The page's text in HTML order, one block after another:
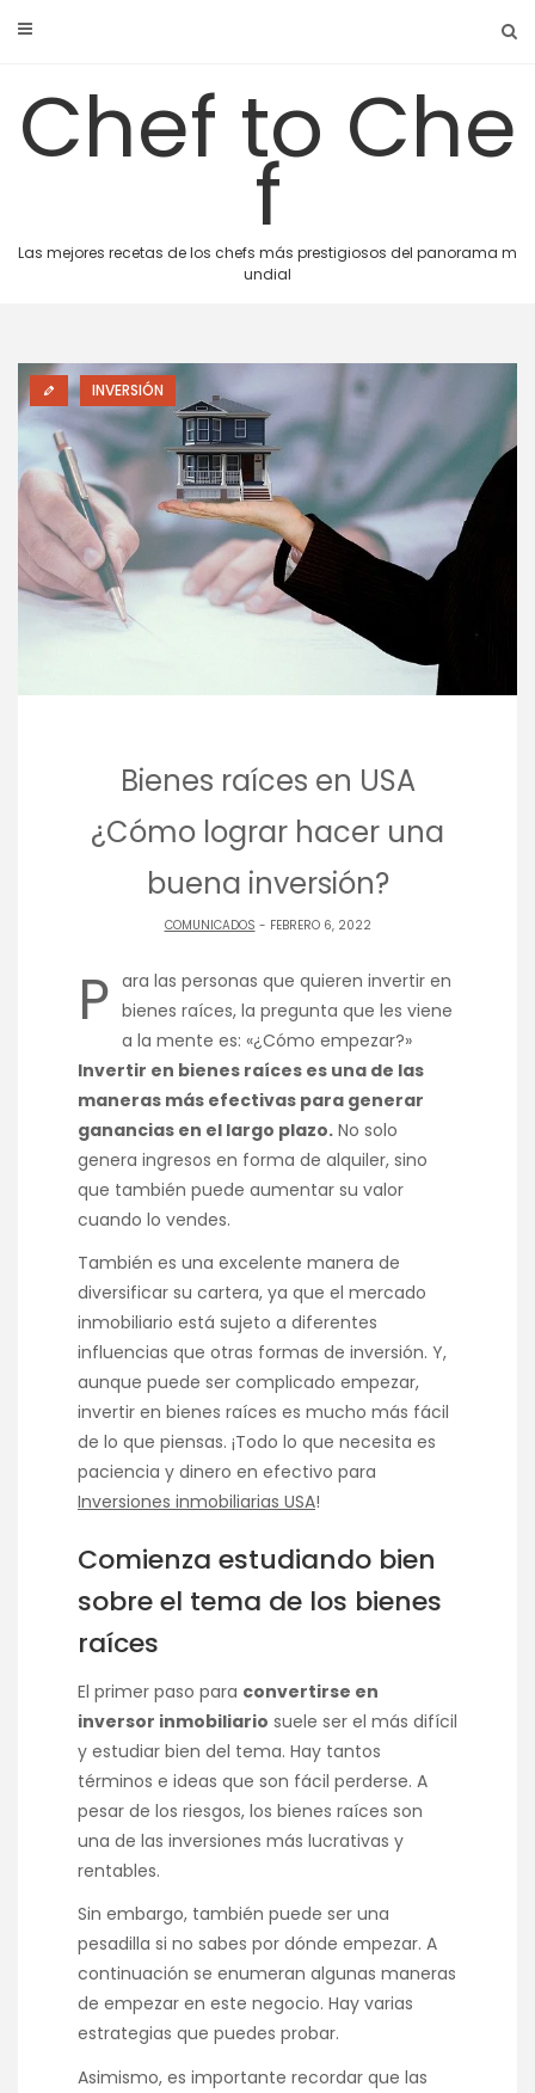
Chef to Che
f
Las mejores recetas de los chefs más prestigiosos del panorama m
undial
INVERSIÓN
Bienes raíces en USA
¿Cómo lograr hacer una
buena inversión?
COMUNICADOS - FEBRERO 6, 2022
P ara las personas que quieren invertir en
bienes raíces, la pregunta que les viene
a la mente es: «¿Cómo empezar?»
Invertir en bienes raíces es una de las
maneras más efectivas para generar
ganancias en el largo plazo. No solo
genera ingresos en forma de alquiler, sino
que también puede aumentar su valor
cuando lo vendes.
También es una excelente manera de
diversificar su cartera, ya que el mercado
inmobiliario está sujeto a diferentes
influencias que otras formas de inversión. Y,
aunque puede ser complicado empezar,
invertir en bienes raíces es mucho más fácil
de lo que piensas. ¡Todo lo que necesita es
paciencia y dinero en efectivo para
Inversiones inmobiliarias USA!
Comienza estudiando bien
sobre el tema de los bienes
raíces
El primer paso para convertirse en
inversor inmobiliario suele ser el más difícil
y estudiar bien del tema. Hay tantos
términos e ideas que son fácil perderse. A
pesar de los riesgos, los bienes raíces son
una de las inversiones más lucrativas y
rentables.
Sin embargo, también puede ser una
pesadilla si no sabes por dónde empezar. A
continuación se enumeran algunas maneras
de empezar en este negocio. Hay varias
estrategias que puedes probar.
Asimismo, es importante recordar que las